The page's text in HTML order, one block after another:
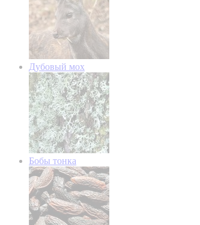
Дубовый мох
Бобы тонка